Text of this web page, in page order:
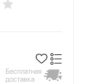
Бесплатная
доставка